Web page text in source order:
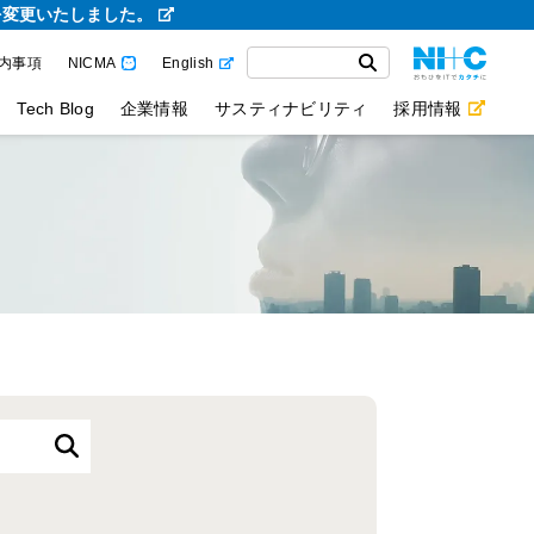
更いたしました。
事項 NICMA English
Tech Blog 企業情報 サスティナビリティ 採用情報